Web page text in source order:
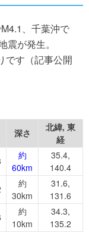
、千葉沖で
が発生。
です（記事公開
深さ
北緯, 東
経
約
60km
35.4,
140.4
約
30km
31.6,
131.6
約
10km
34.3,
135.2